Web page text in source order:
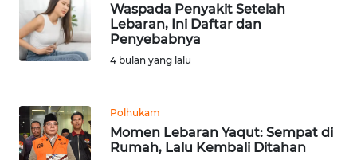
Waspada Penyakit Setelah
Lebaran, Ini Daftar dan
Penyebabnya
4 bulan yang lalu
Polhukam
Momen Lebaran Yaqut: Sempat di
Rumah, Lalu Kembali Ditahan
PEDOMAN
MEDIA
SIBER
KARIR